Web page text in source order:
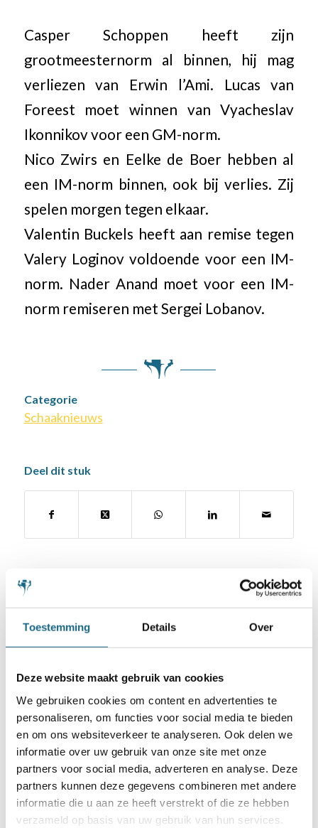
Toestemming Details Over
Deze website maakt gebruik van cookies
We gebruiken cookies om content en advertenties te
personaliseren, om functies voor social media te bieden
en om ons websiteverkeer te analyseren. Ook delen we
informatie over uw gebruik van onze site met onze
partners voor social media, adverteren en analyse. Deze
partners kunnen deze gegevens combineren met andere
informatie die u aan ze heeft verstrekt of die ze hebben
verzameld op basis van uw gebruik van hun services.
Casper Schoppen heeft zijn
grootmeesternorm al binnen, hij mag
verliezen van Erwin l’Ami. Lucas van
Foreest moet winnen van Vyacheslav
Ikonnikov voor een GM-norm.
Nico Zwirs en Eelke de Boer hebben al
een IM-norm binnen, ook bij verlies. Zij
spelen morgen tegen elkaar.
Valentin Buckels heeft aan remise tegen
Valery Loginov voldoende voor een IM-
norm. Nader Anand moet voor een IM-
norm remiseren met Sergei Lobanov.
Categorie
Schaaknieuws
Deel dit stuk
Schaken.nl wordt mede mogelijk gemaakt